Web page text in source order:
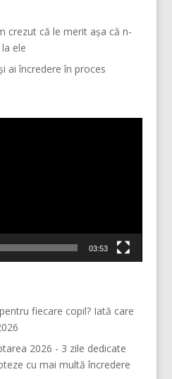
crezut că le merit așa că n-
ele
ai încredere în proces
03:53
fiecare copil? Iată care
2026 - 3 zile dedicate
cu mai multă încredere